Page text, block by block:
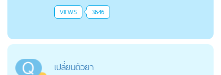
VIEWS 3646
เปลี่ยนตัวยา